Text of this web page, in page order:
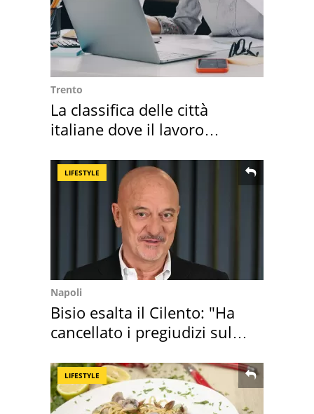
Trento
La classifica delle città
italiane dove il lavoro
LIFESTYLE
Napoli
Bisio esalta il Cilento: "Ha
cancellato i pregiudizi sul
LIFESTYLE